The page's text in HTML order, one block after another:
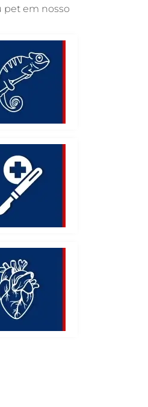
24 HORAS
EM
24 HORAS EM
EM
VETERINÁRIA EM
EM
pet em nosso